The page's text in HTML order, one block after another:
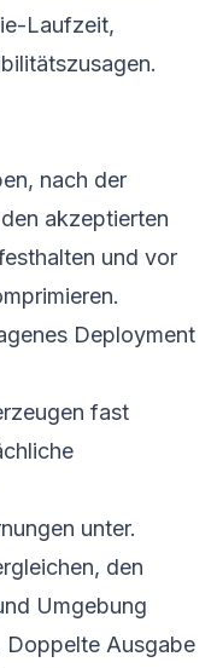
Laufzeit,
nach der
akzeptierten
und vor
Deployment
fast
unter.
den
Umgebung
Doppelte Ausgabe